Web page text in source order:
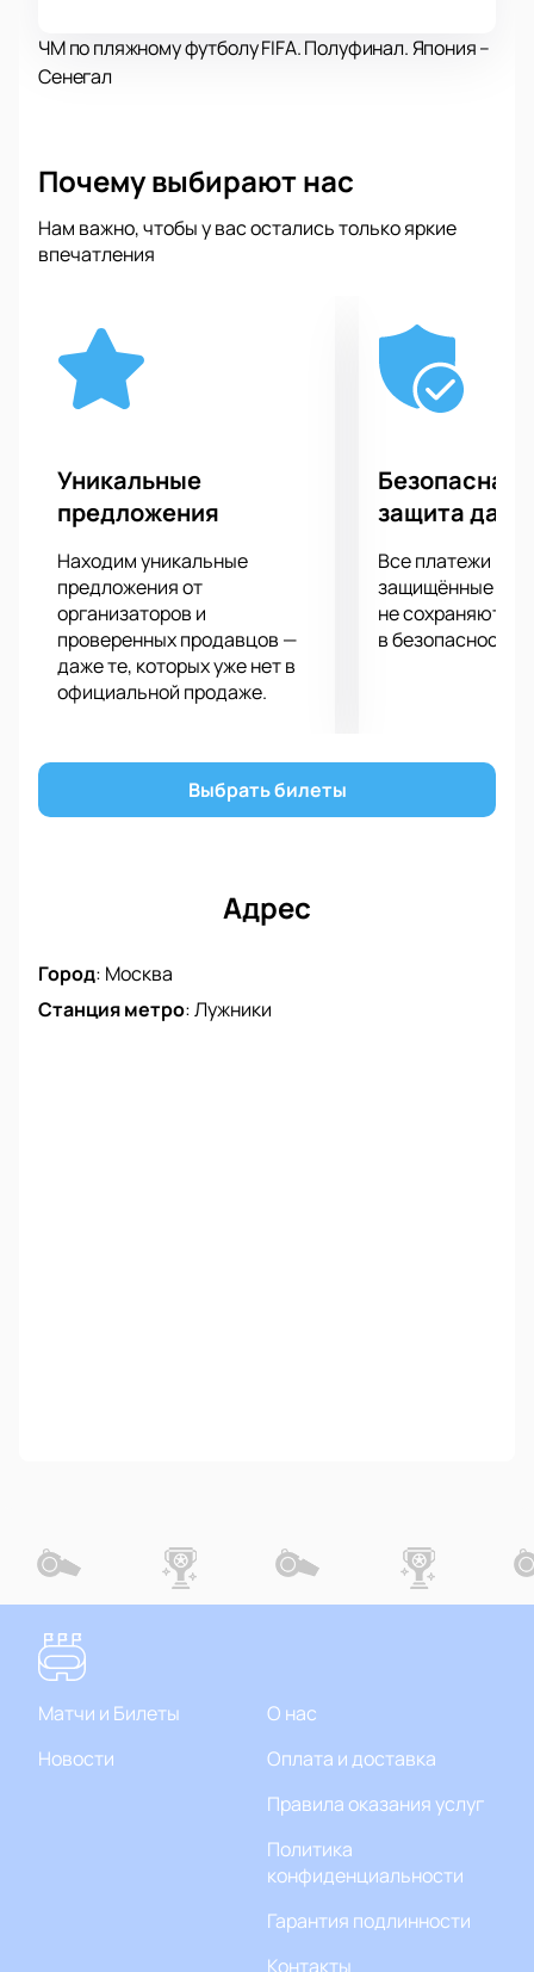
ЧМ по пляжному футболу FIFA. Полуфинал. Япония –
Сенегал
Почему выбирают нас
Нам важно, чтобы у вас остались только яркие
впечатления
Уникальные
предложения
Находим уникальные
предложения от
организаторов и
проверенных продавцов —
даже те, которых уже нет в
официальной продаже.
Безопасная
защита
Все платежи
защищённые
не сохраняются
в безопасности.
Выбрать билеты
Адрес
Город: Москва
Станция метро:Лужники
Матчи и Билеты
Новости
О нас
Оплата и доставка
Правила оказания услуг
Политика
конфиденциальности
Гарантия подлинности
Контакты